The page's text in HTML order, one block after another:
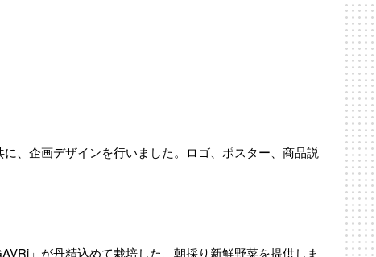
、企画デザインを行いました。ロゴ、ポスター、商品説
」が丹精込めて栽培した、朝採り新鮮野菜を提供しま